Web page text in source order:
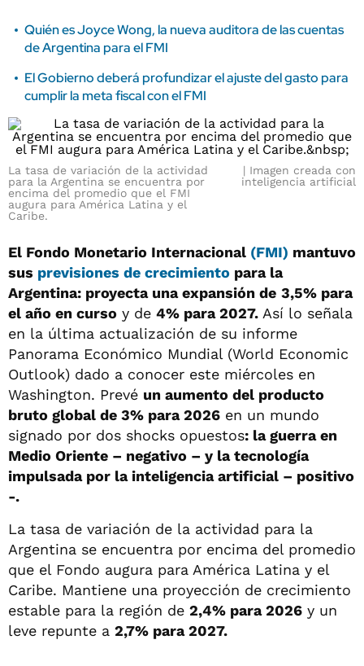
Quién es Joyce Wong, la nueva auditora de las cuentas
de Argentina para el FMI
El Gobierno deberá profundizar el ajuste del gasto para
cumplir la meta fiscal con el FMI
La tasa de variación de la actividad
para la Argentina se encuentra por
encima del promedio que el FMI
augura para América Latina y el
Caribe.
Imagen creada con
inteligencia artificial
El Fondo Monetario Internacional (FMI) mantuvo
sus previsiones de crecimiento para la
Argentina: proyecta una expansión de 3,5% para
el año en curso y de 4% para 2027. Así lo señala
en la última actualización de su informe
Panorama Económico Mundial (World Economic
Outlook) dado a conocer este miércoles en
Washington. Prevé un aumento del producto
bruto global de 3% para 2026 en un mundo
signado por dos shocks opuestos: la guerra en
Medio Oriente – negativo – y la tecnología
impulsada por la inteligencia artificial – positivo
-.
La tasa de variación de la actividad para la
Argentina se encuentra por encima del promedio
que el Fondo augura para América Latina y el
Caribe. Mantiene una proyección de crecimiento
estable para la región de 2,4% para 2026 y un
leve repunte a 2,7% para 2027.